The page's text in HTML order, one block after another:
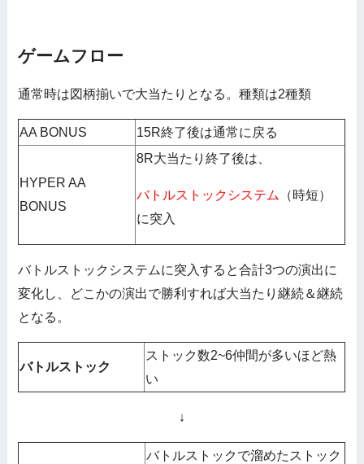
ゲームフロー
通常時は図柄揃いで大当たりとなる。種類は2種類
AA BONUS 15R終了後は通常に戻る
HYPER AA
BONUS
8R大当たり終了後は、
バトルストックシステム
（時短）
に突入
バトルストックシステムに突入すると合計3つの演出に
変化し、どこかの演出で勝利すれば大当たり継続＆継続
となる。
バトルストック
ストック数2~6仲間が多いほど熱
い
↓
バトルストックで溜めたストック